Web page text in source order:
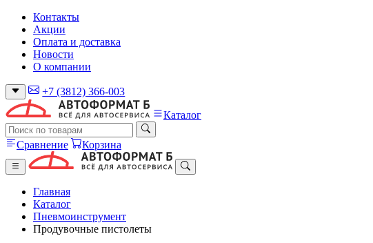
Контакты
Акции
Оплата и доставка
Новости
О компании
+7 (3812) 366-003
Каталог
Сравнение Корзина
Главная
Каталог
Пневмоинструмент
Продувочные пистолеты